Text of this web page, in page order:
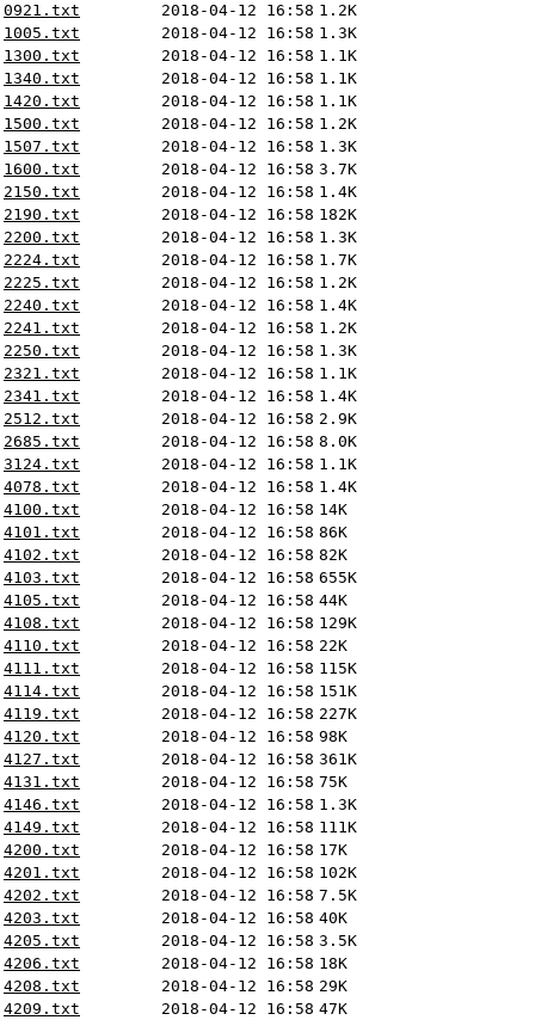
0921.txt
2018-04-12 16:58 1.2K
1005.txt
2018-04-12 16:58 1.3K
1300.txt
2018-04-12 16:58 1.1K
1340.txt
2018-04-12 16:58 1.1K
1420.txt
2018-04-12 16:58 1.1K
1500.txt
2018-04-12 16:58 1.2K
1507.txt
2018-04-12 16:58 1.3K
1600.txt
2018-04-12 16:58 3.7K
2150.txt
2018-04-12 16:58 1.4K
2190.txt
2018-04-12 16:58 182K
2200.txt
2018-04-12 16:58 1.3K
2224.txt
2018-04-12 16:58 1.7K
2225.txt
2018-04-12 16:58 1.2K
2240.txt
2018-04-12 16:58 1.4K
2241.txt
2018-04-12 16:58 1.2K
2250.txt
2018-04-12 16:58 1.3K
2321.txt
2018-04-12 16:58 1.1K
2341.txt
2018-04-12 16:58 1.4K
2512.txt
2018-04-12 16:58 2.9K
2685.txt
2018-04-12 16:58 8.0K
3124.txt
2018-04-12 16:58 1.1K
4078.txt
2018-04-12 16:58 1.4K
4100.txt
2018-04-12 16:58 14K
4101.txt
2018-04-12 16:58 86K
4102.txt
2018-04-12 16:58 82K
4103.txt
2018-04-12 16:58 655K
4105.txt
2018-04-12 16:58 44K
4108.txt
2018-04-12 16:58 129K
4110.txt
2018-04-12 16:58 22K
4111.txt
2018-04-12 16:58 115K
4114.txt
2018-04-12 16:58 151K
4119.txt
2018-04-12 16:58 227K
4120.txt
2018-04-12 16:58 98K
4127.txt
2018-04-12 16:58 361K
4131.txt
2018-04-12 16:58 75K
4146.txt
2018-04-12 16:58 1.3K
4149.txt
2018-04-12 16:58 111K
4200.txt
2018-04-12 16:58 17K
4201.txt
2018-04-12 16:58 102K
4202.txt
2018-04-12 16:58 7.5K
4203.txt
2018-04-12 16:58 40K
4205.txt
2018-04-12 16:58 3.5K
4206.txt
2018-04-12 16:58 18K
4208.txt
2018-04-12 16:58 29K
4209.txt
2018-04-12 16:58 47K